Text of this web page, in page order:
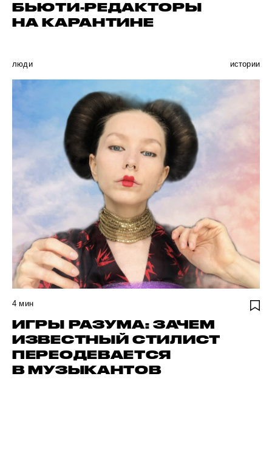
БЬЮТИ-РЕДАКТОРЫ
НА КАРАНТИНЕ
люди истории
4 мин
ИГРЫ РАЗУМА: ЗАЧЕМ
ИЗВЕСТНЫЙ СТИЛИСТ
ПЕРЕОДЕВАЕТСЯ
В МУЗЫКАНТОВ